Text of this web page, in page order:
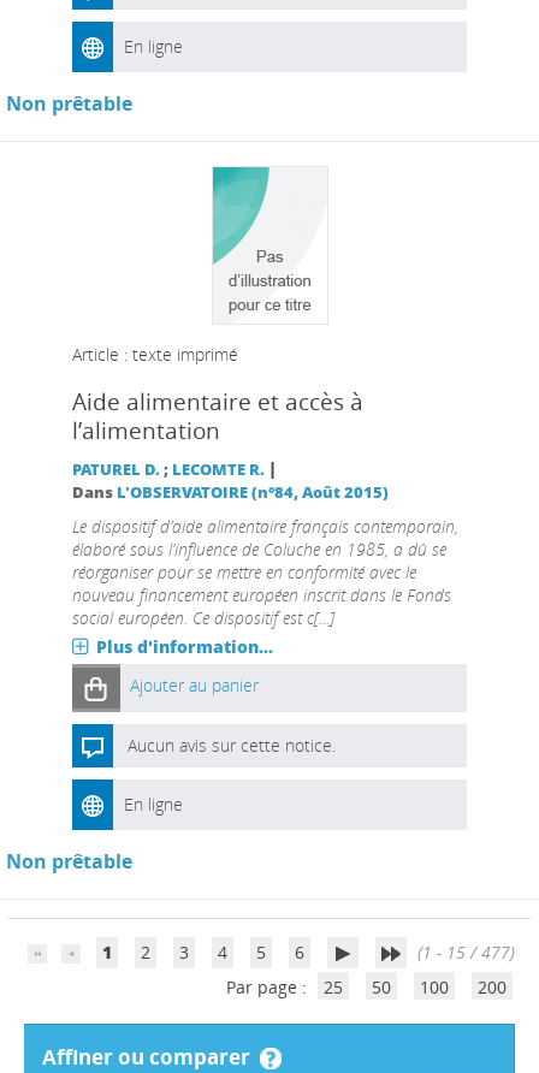
En ligne
Non prêtable
Article : texte imprimé
Aide alimentaire et accès à
l’alimentation
PATUREL D.; LECOMTE R. |
Dans L'OBSERVATOIRE (n°84, Août 2015)
Le dispositif d’aide alimentaire français contemporain,
élaboré sous l’influence de Coluche en 1985, a dû se
réorganiser pour se mettre en conformité avec le
nouveau financement européen inscrit dans le Fonds
social européen. Ce dispositif est c[...]
Plus d'information...
Ajouter au panier
Aucun avis sur cette notice.
En ligne
Non prêtable
1 2 3 4 5 6
(1 - 15 / 477)
Par page :
25 50 100 200
affiner ou comparer